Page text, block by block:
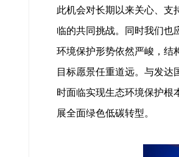
此机会对长期以来关心、支
临的共同挑战。同时我们也
环境保护形势依然严峻，结
目标愿景任重道远。与发达
时面临实现生态环境保护根
展全面绿色低碳转型。